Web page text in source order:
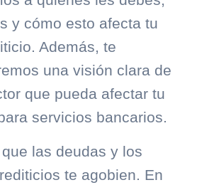
y cómo esto afecta tu
Además, te
una visión clara de
que pueda afectar tu
servicios bancarios.
las deudas y los
te agobien. En